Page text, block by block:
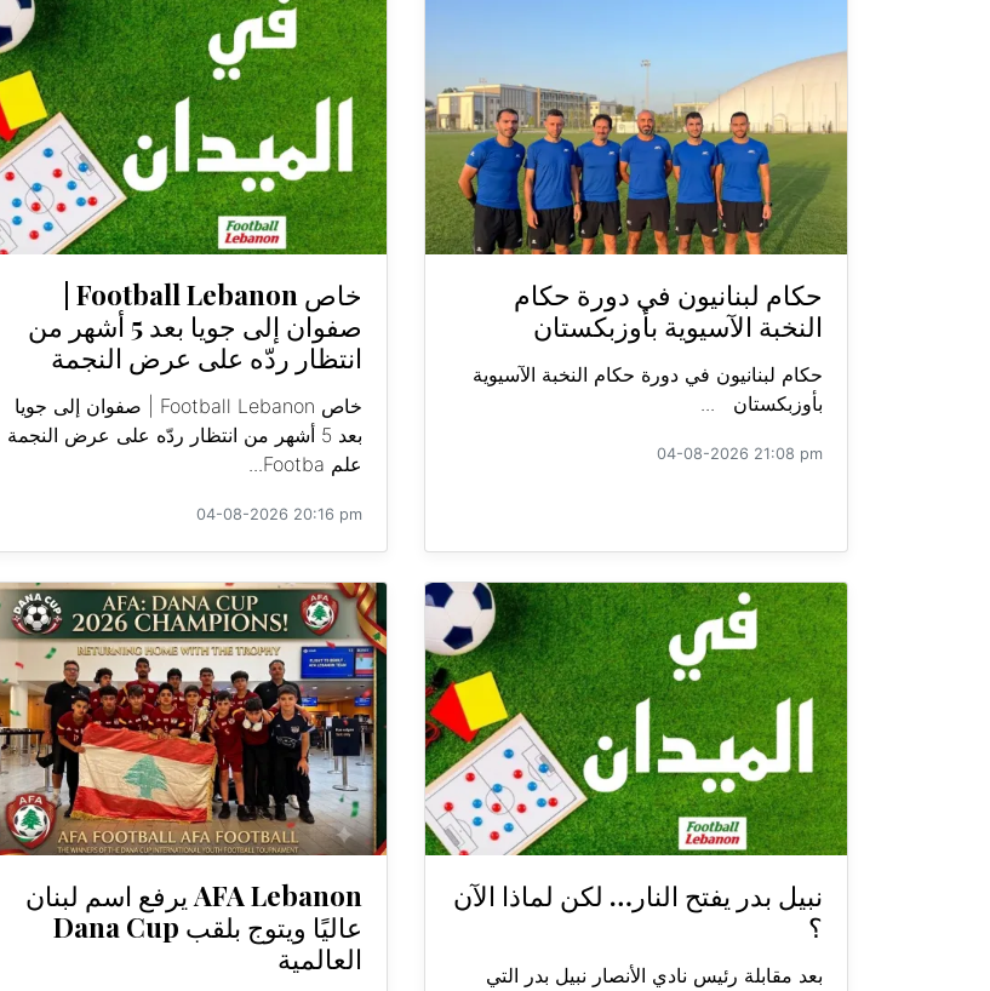
حكام لبنانيون في دورة حكام
النخبة الآسيوية بأوزبكستان
حكام لبنانيون في دورة حكام النخبة الآسيوية
بأوزبكستان ...
04-08-2026 21:08 pm
صفوان إلى جويا بعد 5 أشهر من
انتظار ردّه على عرض النجمة
خاص Football Lebanon | صفوان إلى جويا
بعد 5 أشهر من انتظار ردّه على عرض النجمة
علم Footba...
04-08-2026 20:16 pm
نبيل بدر يفتح النار… لكن لماذا الآن
؟
بعد مقابلة رئيس نادي الأنصار نبيل بدر التي
AFA Lebanon يرفع اسم لبنان
عاليًا ويتوج بلقب Dana Cup
العالمية